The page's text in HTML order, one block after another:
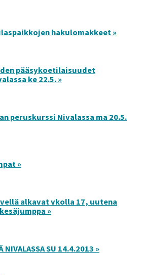
hakulomakkeet »
pääsykoetilaisuudet
ke 22.5. »
peruskurssi Nivalassa ma 20.5.
»
alkavat vkolla 17, uutena
»
NIVALASSA SU 14.4.2013 »